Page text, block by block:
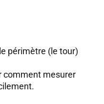
périmètre (le tour)
comment mesurer